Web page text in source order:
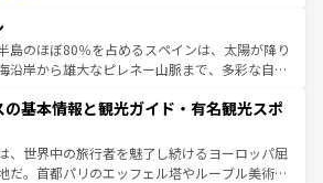
カーナの美しい田園風景やアマルフィ海岸の絶
然景観も見逃せない。観光の合間には、本場の
タなど、絶品のイタリア料理を堪能することも
るイタリアで、忘れられない旅をしてみよう！
のイタリア情報は
島のほぼ80％を占めるスペインは、太陽が降り
沿岸から雄大なピレネー山脈まで、多彩な自然
くこの国では、情熱的なフラメンコ、熱気あふ
そして美味しいタパスが生活の一部となってい
ドリードの洗練された雰囲気や、バルセロナの
れた街角から、地方では古代ローマ遺跡や中世
の基本情報と観光ガイド・有名観光スポ
、世界中の旅行者を魅了し続けるヨーロッパ屈
だ。首都パリのエッフェル塔やルーブル美術館